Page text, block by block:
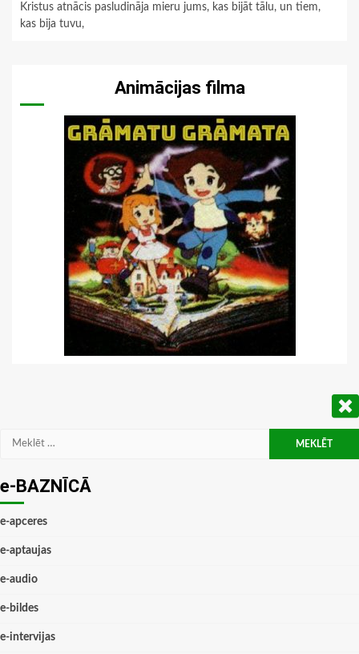
Kristus atnācis pasludināja mieru jums, kas bijāt tālu, un tiem,
kas bija tuvu,
Animācijas filma
Meklēt:
e-BAZNĪCĀ
e-apceres
e-aptaujas
e-audio
e-bildes
e-intervijas